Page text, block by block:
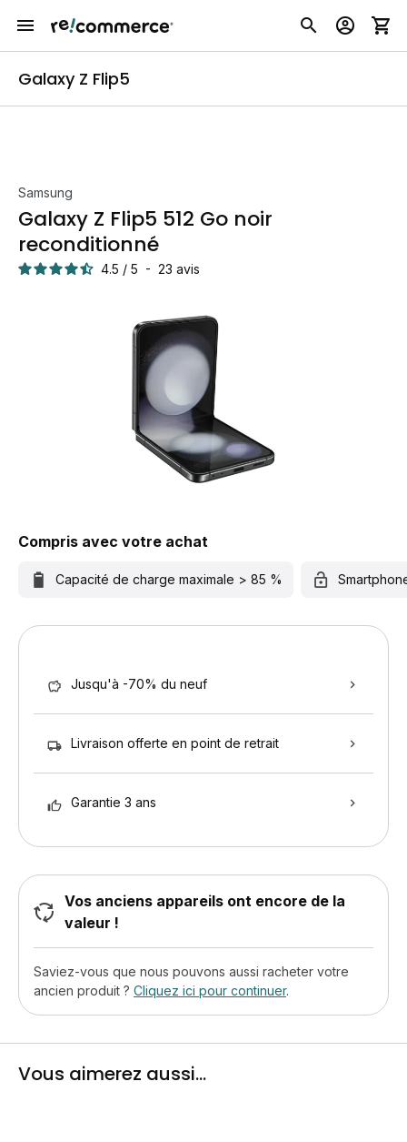
Galaxy Z Flip5
Samsung
Galaxy Z Flip5 512 Go noir
reconditionné
4.5 / 5 - 23 avis
Compris avec votre achat
Capacité de charge maximale > 85 %
Jusqu'à -70% du neuf
Livraison offerte en point de retrait
Garantie 3 ans
Vos anciens appareils ont encore de la
valeur !
Saviez-vous que nous pouvons aussi racheter votre
ancien produit ? Cliquez ici pour continuer.
Vous aimerez aussi...